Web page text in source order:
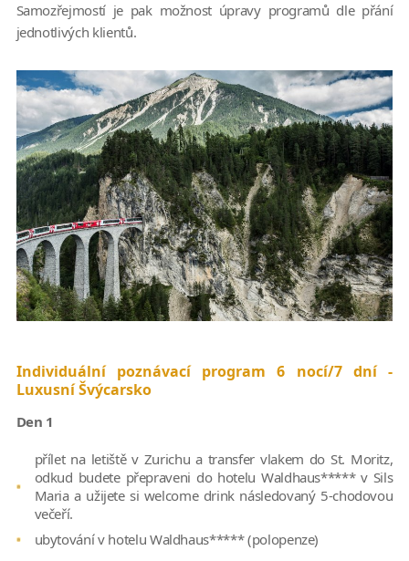
Samozřejmostí je pak možnost úpravy programů dle přání
jednotlivých klientů.
Individuální poznávací program 6 nocí/7 dní -
Luxusní Švýcarsko
Den 1
přílet na letiště v Zurichu a transfer vlakem do St. Moritz,
odkud budete přepraveni do hotelu Waldhaus***** v Sils
Maria a užijete si welcome drink následovaný 5-chodovou
večeří.
ubytování v hotelu Waldhaus***** (polopenze)